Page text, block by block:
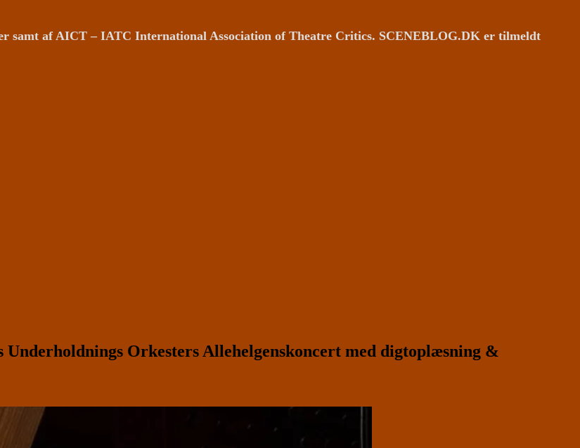
samt af AICT – IATC International Association of Theatre Critics. SCENEBLOG.DK er tilmeldt
Orkesters Allehelgenskoncert med digtoplæsning &